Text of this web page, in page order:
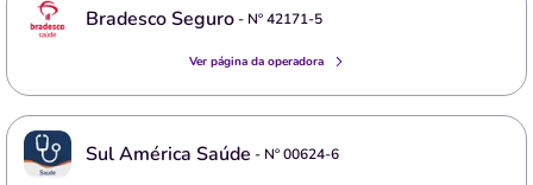
Bradesco Seguro- Nº42171-5
Ver página da operadora
Sul América Saúde - Nº00624-6